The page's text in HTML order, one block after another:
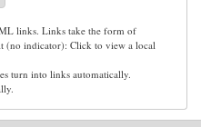
links. Links take the form of
(no indicator): Click to view a local
turn into links automatically.